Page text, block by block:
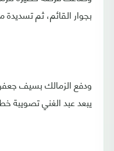
بجوار القائم، ثم
ودفع الزمالك بسيف
يبعد عبد الغني تصويبة